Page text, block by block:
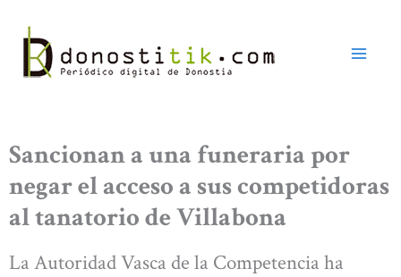
contenido
Sancionan a una funeraria por
negar el acceso a sus competidoras
al tanatorio de Villabona
La Autoridad Vasca de la Competencia ha